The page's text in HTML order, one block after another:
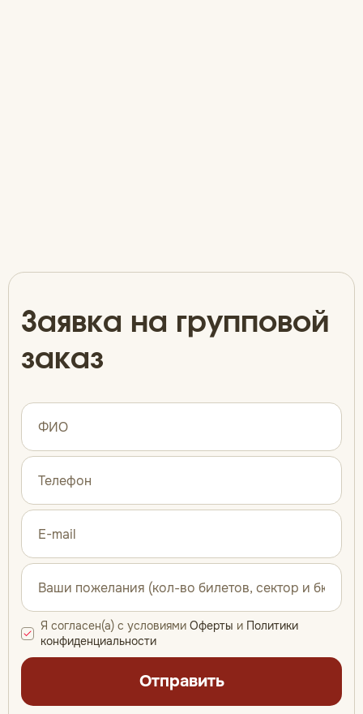
Заявка на групповой
заказ
Я согласен(а) с условиями Оферты и Политики
конфиденциальности
Отправить